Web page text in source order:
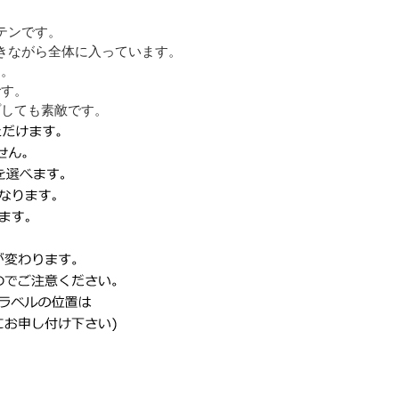
です。
がら全体に入っています。
。
ても素敵です。